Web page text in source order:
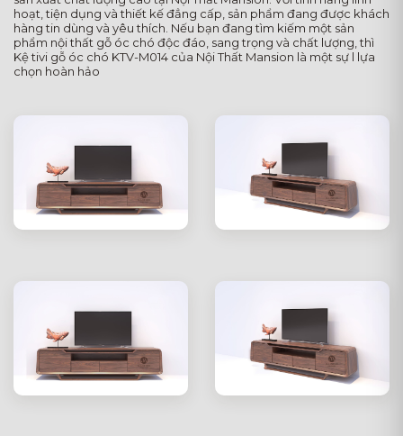
hoạt, tiện dụng và thiết kế đẳng cấp, sản phẩm đang được khách
hàng tin dùng và yêu thích. Nếu bạn đang tìm kiếm một sản
phẩm nội thất gỗ óc chó độc đáo, sang trọng và chất lượng, thì
Kệ tivi gỗ óc chó KTV-M014 của Nội Thất Mansion là một sự l lựa
chọn hoàn hảo